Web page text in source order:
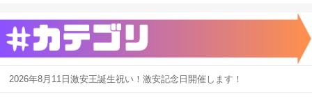
2026年8月11日激安王誕生祝い！激安記念日開催します！